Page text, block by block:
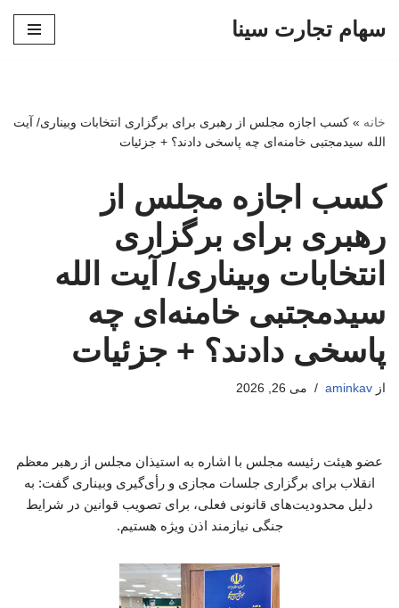
سهام تجارت سینا
خانه » کسب اجازه مجلس از رهبری برای برگزاری انتخابات وبیناری/ آیت
الله سیدمجتبی خامنه‌ای چه پاسخی دادند؟ + جزئیات
کسب اجازه مجلس از
رهبری برای برگزاری
انتخابات وبیناری/ آیت الله
سیدمجتبی خامنه‌ای چه
پاسخی دادند؟ + جزئیات
از aminkav می 26, 2026
عضو هیئت رئیسه مجلس با اشاره به استیذان مجلس از رهبر معظم
انقلاب برای برگزاری جلسات مجازی و رأی‌گیری وبیناری گفت: به
دلیل محدودیت‌های قانونی فعلی، برای تصویب قوانین در شرایط
جنگی نیازمند اذن ویژه هستیم.